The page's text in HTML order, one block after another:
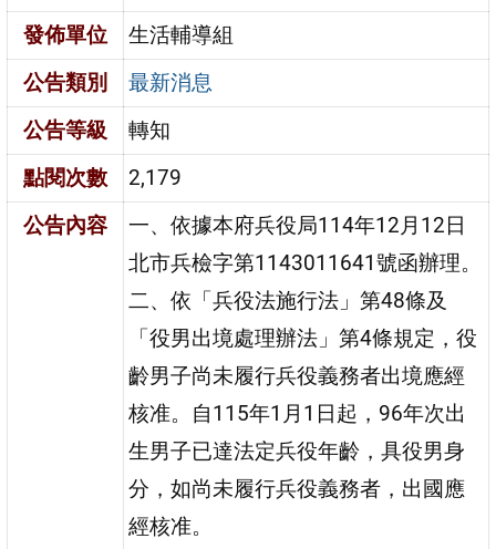
發佈單位
生活輔導組
公告類別
最新消息
公告等級
轉知
點閱次數
2,179
公告內容
一、依據本府兵役局114年12月12日
北市兵檢字第1143011641號函辦理。
二、依「兵役法施行法」第48條及
「役男出境處理辦法」第4條規定，役
齡男子尚未履行兵役義務者出境應經
核准。自115年1月1日起，96年次出
生男子已達法定兵役年齡，具役男身
分，如尚未履行兵役義務者，出國應
經核准。